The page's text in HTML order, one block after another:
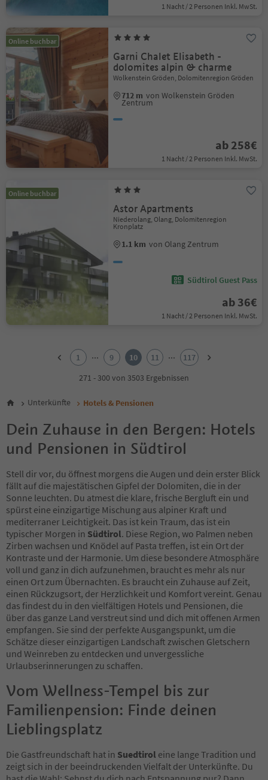
1 Nacht / 2 Personen Inkl. MwSt.
Online buchbar
Garni Chalet Elisabeth -
dolomites alpin & charme
Wolkenstein Gröden, Dolomitenregion Gröden
712 m von Wolkenstein Gröden
Zentrum
ab 258€
1 Nacht / 2 Personen Inkl. MwSt.
Online buchbar
Astor Apartments
Niederolang, Olang, Dolomitenregion
Kronplatz
1.1 km von Olang Zentrum
Südtirol Guest Pass
ab 36€
1 Nacht / 2 Personen Inkl. MwSt.
6
8
9
10
12
13
14
15
16
17
18
19
20
21
22
23
24
25
26
27
28
30
31
32
33
34
35
36
37
1 ... 9 10 11 ...
117
271 - 300 von 3503 Ergebnissen
Unterkünfte Hotels & Pensionen
Dein Zuhause in den Bergen: Hotels
und Pensionen in Südtirol
Stell dir vor, du öffnest morgens die Augen und dein erster Blick
fällt auf die majestätischen Gipfel der Dolomiten, die in der
Sonne leuchten. Du atmest die klare, frische Bergluft ein und
spürst eine einzigartige Mischung aus alpiner Kraft und
mediterraner Leichtigkeit. Das ist kein Traum, das ist ein
typischer Morgen in Südtirol. Diese Region, wo Palmen neben
Zirben wachsen und Knödel auf Pasta treffen, ist ein Ort der
Kontraste und der Harmonie. Um diese besondere Atmosphäre
voll und ganz in dich aufzunehmen, braucht es mehr als nur
einen Ort zum Übernachten. Es braucht ein Zuhause auf Zeit,
einen Rückzugsort, der Herzlichkeit und Komfort vereint. Genau
das findest du in den vielfältigen Hotels und Pensionen, die
über das ganze Land verstreut sind und dich mit offenen Armen
empfangen. Sie sind der perfekte Ausgangspunkt, um die
Schätze dieser einzigartigen Landschaft zwischen Gletschern
und Weinreben zu entdecken und unvergessliche
Urlaubserinnerungen zu schaffen.
Vom Wellness-Tempel bis zur
Familienpension: Finde deinen
Lieblingsplatz
Die Gastfreundschaft hat in Suedtirol eine lange Tradition und
zeigt sich in der beeindruckenden Vielfalt der Unterkünfte. Du